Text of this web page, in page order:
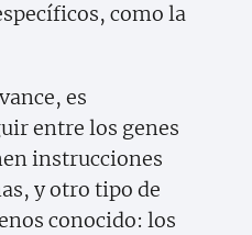
como la
es
entre los genes
instrucciones
y otro tipo de
conocido: los